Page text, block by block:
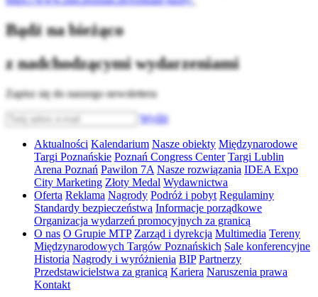
Bądź na bieżąco
z nadchodzącymi wydarzeniami
Zapisz się do naszego newslettera
Wyślij
Aktualności Kalendarium Nasze obiekty Międzynarodowe
Targi Poznańskie Poznań Congress Center Targi Lublin
Arena Poznań Pawilon 7A Nasze rozwiązania IDEA Expo
City Marketing Złoty Medal Wydawnictwa
Oferta Reklama Nagrody Podróż i pobyt Regulaminy
Standardy bezpieczeństwa Informacje porządkowe
Organizacja wydarzeń promocyjnych za granicą
O nas O Grupie MTP Zarząd i dyrekcja Multimedia Tereny
Międzynarodowych Targów Poznańskich Sale konferencyjne
Historia Nagrody i wyróżnienia BIP Partnerzy
Przedstawicielstwa za granicą Kariera Naruszenia prawa
Kontakt